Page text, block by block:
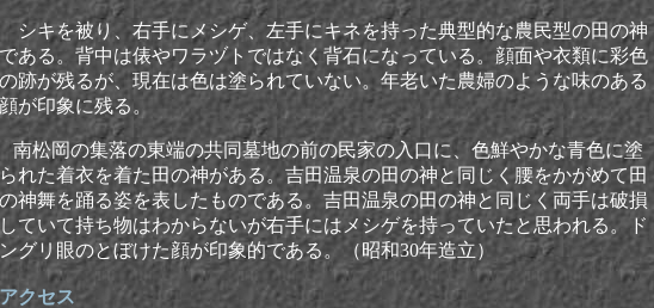
シキを被り、右手にメシゲ、左手にキネを持った典型的な農民型の田の神
である。背中は俵やワラヅトではなく背石になっている。顔面や衣類に彩色
の跡が残るが、現在は色は塗られていない。年老いた農婦のような味のある
顔が印象に残る。
南松岡の集落の東端の共同墓地の前の民家の入口に、色鮮やかな青色に塗
られた着衣を着た田の神がある。吉田温泉の田の神と同じく腰をかがめて田
の神舞を踊る姿を表したものである。吉田温泉の田の神と同じく両手は破損
していて持ち物はわからないが右手にはメシゲを持っていたと思われる。ド
ングリ眼のとぼけた顔が印象的である。（昭和30年造立）
アクセス